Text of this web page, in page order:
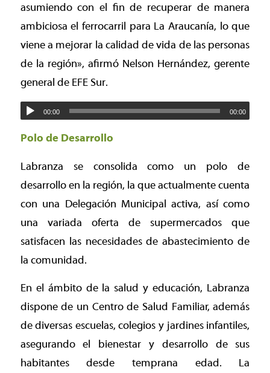
asumiendo con el fin de recuperar de manera
ambiciosa el ferrocarril para La Araucanía, lo que
viene a mejorar la calidad de vida de las personas
de la región», afirmó Nelson Hernández, gerente
general de EFE Sur.
00:00 00:00
Polo de Desarrollo
Labranza se consolida como un polo de
desarrollo en la región, la que actualmente cuenta
con una Delegación Municipal activa, así como
una variada oferta de supermercados que
satisfacen las necesidades de abastecimiento de
la comunidad.
En el ámbito de la salud y educación, Labranza
dispone de un Centro de Salud Familiar, además
de diversas escuelas, colegios y jardines infantiles,
asegurando el bienestar y desarrollo de sus
habitantes desde temprana edad. La